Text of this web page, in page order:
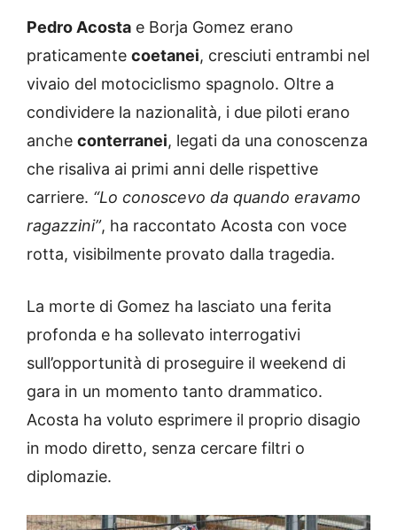
Pedro Acosta e Borja Gomez erano
praticamente coetanei, cresciuti entrambi nel
vivaio del motociclismo spagnolo. Oltre a
condividere la nazionalità, i due piloti erano
anche conterranei, legati da una conoscenza
che risaliva ai primi anni delle rispettive
carriere. “Lo conoscevo da quando eravamo
ragazzini”, ha raccontato Acosta con voce
rotta, visibilmente provato dalla tragedia.
La morte di Gomez ha lasciato una ferita
profonda e ha sollevato interrogativi
sull’opportunità di proseguire il weekend di
gara in un momento tanto drammatico.
Acosta ha voluto esprimere il proprio disagio
in modo diretto, senza cercare filtri o
diplomazie.